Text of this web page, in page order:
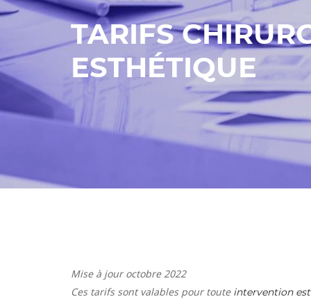
TARIFS
ESTHÉTIQUE
Mise à jour octobre 2022
Ces tarifs sont valables pour toute intervention